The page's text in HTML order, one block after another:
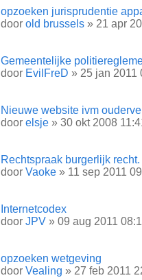
opzoeken jurisprudentie
door old brussels » 21 apr
Gemeentelijke
door EvilFreD » 25 jan 2011
Nieuwe website ivm
door elsje » 30 okt 2008
Rechtspraak burgerlijk recht.
door Vaoke » 11 sep 2011
Internetcodex
door JPV » 09 aug 2011
opzoeken wetgeving
door Vealing » 27 feb 2011